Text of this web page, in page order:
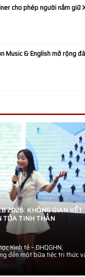
Hân ghi dấu ấn rực rỡ trên
Việt Nam - Hoa Kỳ thúc
Up 2025: Sân chơi MC &
lại với mùa giải bùng nổ
VÀNG SINH VIÊN
Thuận Nguyễn và
Chi - Trái tim thơ trên
cho phép người nắm giữ
Music & English mở rộng
2026: KHÔNG GIAN KẾT
TỎA TINH THẦN
Kinh tế – ĐHQGHN,
đến một bữa tiệc tri thức